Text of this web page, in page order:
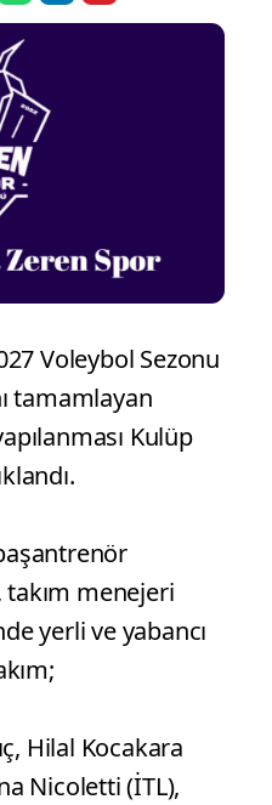
Voleybol Sezonu
tamamlayan
Kulüp
menejeri
yerli ve yabancı
Hilal Kocakara
Nicoletti (İTL),